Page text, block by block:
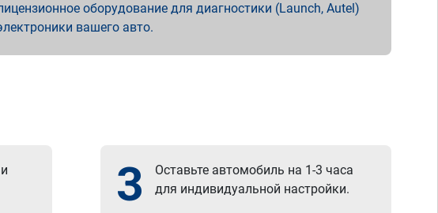
оборудование для диагностики (Launch, Autel)
вашего авто.
3
Оставьте автомобиль на 1-3 часа
для индивидуальной настройки.